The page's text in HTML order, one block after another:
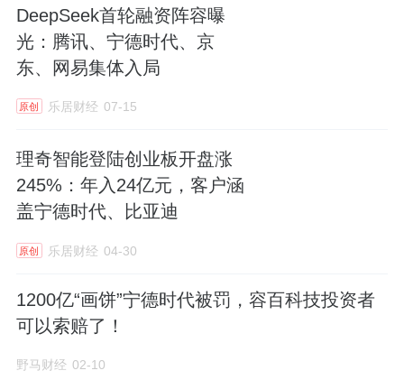
DeepSeek首轮融资阵容曝
光：腾讯、宁德时代、京
东、网易集体入局
原创 乐居财经 07-15
理奇智能登陆创业板开盘涨
245%：年入24亿元，客户涵
盖宁德时代、比亚迪
原创 乐居财经 04-30
1200亿“画饼”宁德时代被罚，容百科技投资者
可以索赔了！
野马财经 02-10